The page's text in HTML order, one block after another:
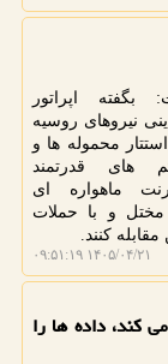
بگفته اپراتور
نیروهای روسیه
محموله ها و
های قدرتمند
ماهواره ای
مختل و با حملات
کنند.
۱۴۰۵/۰۴/۲۱ ۰۹:۵۱:۱۹
کند، داده ها را